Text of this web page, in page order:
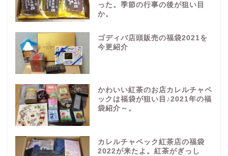
った。季節の行事の後が狙い目
か。
ゴディバ店頭販売の福袋2021を
今更紹介
かわいい紅茶のお店カレルチャペ
ックは福袋が狙い目♪2021年の福
袋紹介～。
カレルチャペック紅茶店の福袋
2022が来たよ。紅茶がぎっし